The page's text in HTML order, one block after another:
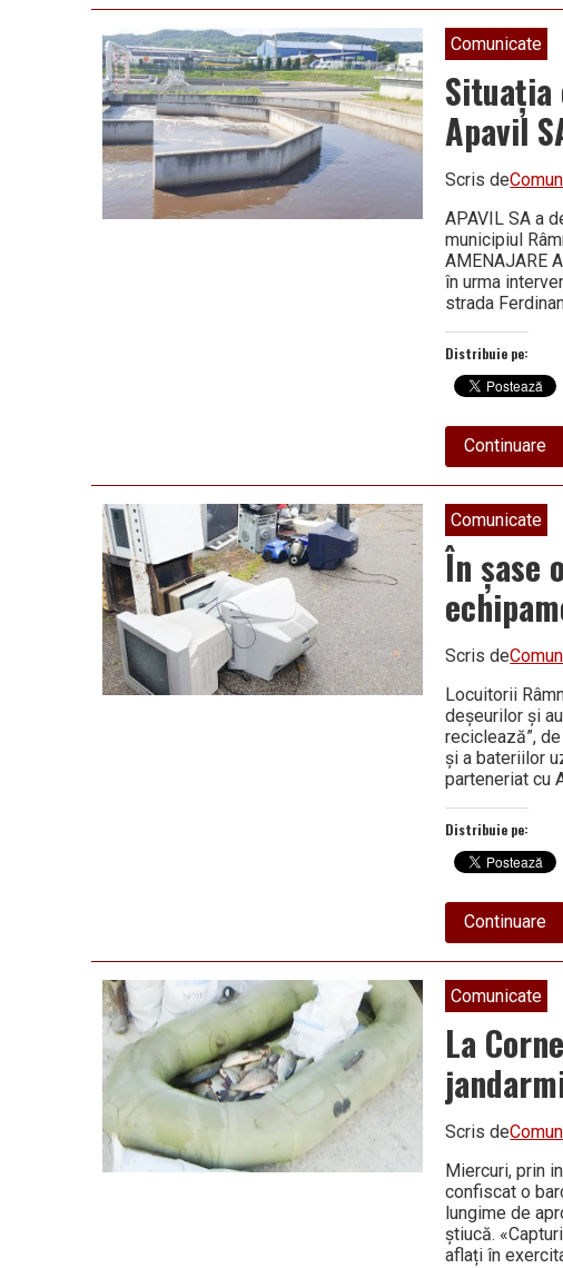
al
în
Comunicate
Apavil
Scris de
APAVIL SA a
municipiul
AMENAJARE
în urma
strada
Distribuie pe:
Continuare
în
Comunicate
În șase
Scris de
Locuitorii
deşeurilor şi
reciclează”,
şi a bateriilor
parteneriat cu
Distribuie pe:
Continuare
În
au
Comunicate
La
Scris de
Miercuri, prin
confiscat o
lungime de
știucă.
aflați în